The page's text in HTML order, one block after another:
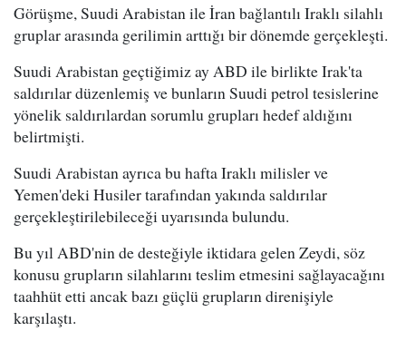
Görüşme, Suudi Arabistan ile İran bağlantılı Iraklı silahlı
gruplar arasında gerilimin arttığı bir dönemde gerçekleşti.
Suudi Arabistan geçtiğimiz ay ABD ile birlikte Irak'ta
saldırılar düzenlemiş ve bunların Suudi petrol tesislerine
yönelik saldırılardan sorumlu grupları hedef aldığını
belirtmişti.
Suudi Arabistan ayrıca bu hafta Iraklı milisler ve
Yemen'deki Husiler tarafından yakında saldırılar
gerçekleştirilebileceği uyarısında bulundu.
Bu yıl ABD'nin de desteğiyle iktidara gelen Zeydi, söz
konusu grupların silahlarını teslim etmesini sağlayacağını
taahhüt etti ancak bazı güçlü grupların direnişiyle
karşılaştı.